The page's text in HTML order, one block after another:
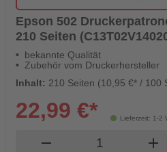
Epson 502
210 Seiten
bekannte Qualität
Zubehör vom Druckerhersteller
Inhalt: 210 Seiten (10,95 €* / 100
Lieferzeit: 1-2
22,99 €*
remove Produkt add